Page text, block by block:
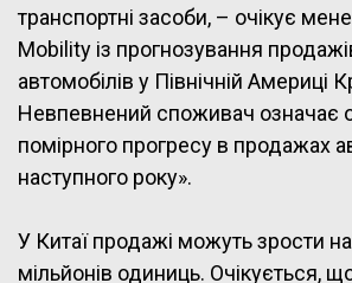
транспортні засоби, – очікує
Mobility із прогнозування
автомобілів у Північній Америці
Невпевнений споживач означає
помірного прогресу в продажах
наступного року».
У Китаї продажі можуть зрости
мільйонів одиниць. Очікується,